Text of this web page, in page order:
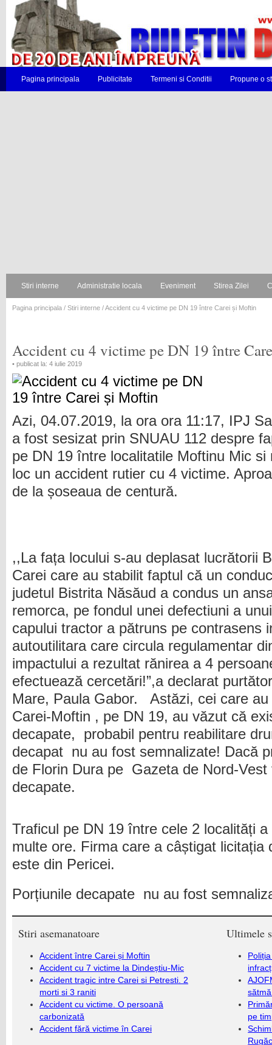
Pagina principala Publicitate Termeni si Conditii Propune o
Stiri interne Administratie locala Eveniment Stirea Zilei
Pagina principala / Stiri interne / Accident cu 4 victime pe DN 19 între Carei și Moftin
Accident cu 4 victime pe DN 19 între
• publicat la: 4 iulie 2019
Azi, 04.07.2019, la ora ora 11:17, IPJ
a fost sesizat prin SNUAU 112 despre
pe DN 19 între localitatile Moftinu Mic si
loc un accident rutier cu 4 victime.
de la șoseaua de centură.
,,La fața locului s-au deplasat lucrătorii
Carei care au stabilit faptul că un
judetul Bistrita Năsăud a condus un
remorca, pe fondul unei defectiuni a
capului tractor a pătruns pe contrasens
autoutilitara care circula regulamentar
impactului a rezultat rănirea a 4
efectuează cercetări!”,a declarat
Mare, Paula Gabor. Astăzi, cei care au
Carei-Moftin , pe DN 19, au văzut că
decapate, probabil pentru reabilitare
decapat nu au fost semnalizate! Dacă
de Florin Dura pe Gazeta de Nord-
decapate.
Traficul pe DN 19 între cele 2 localități
multe ore. Firma care a câștigat licitația
este din Pericei.
Porțiunile decapate nu au fost
Stiri asemanatoare
Accident între Carei și Moftin
Accident cu 7 victime la Dindeștiu-Mic
Accident tragic intre Carei si Petresti. 2
morti si 3 raniti
Accident cu victime. O persoană
carbonizată
Accident fără victime în Carei
Ultimele
pe